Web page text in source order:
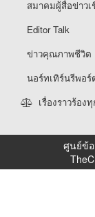
สมาคมผู้สื่อข่าวเ
Editor Talk
ข่าวคุณภาพชีวิต
นอร์ทเทิร์นรีพอร์
เรื่องราวร้อง
ศูนย์ข้